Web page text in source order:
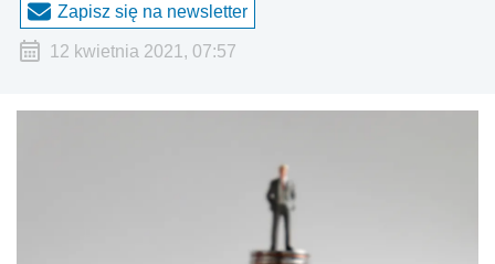
Zapisz się na newsletter
12 kwietnia 2021, 07:57